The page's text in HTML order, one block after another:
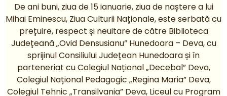
De ani buni, ziua de 15 ianuarie, ziua de naștere a lui
Mihai Eminescu, Ziua Culturii Naționale, este serbată cu
prețuire, respect și neuitare de către Biblioteca
Județeană „Ovid Densusianu” Hunedoara – Deva, cu
sprijinul Consiliului Județean Hunedoara și în
parteneriat cu Colegiul Național „Decebal” Deva,
Colegiul Național Pedagogic „Regina Maria” Deva,
Colegiul Tehnic „Transilvania” Deva, Liceul cu Program